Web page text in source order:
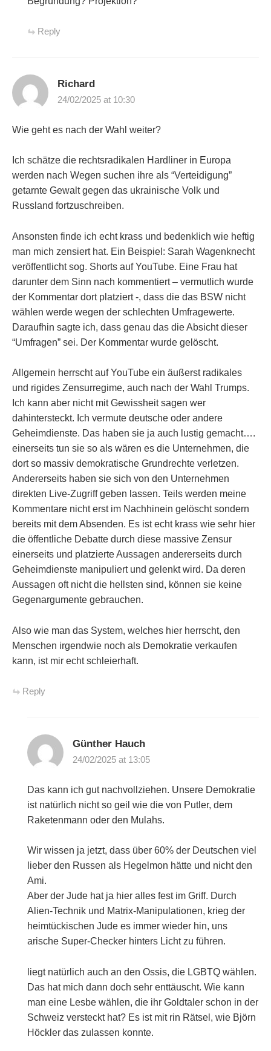
Reply
Richard
24/02/2025 at 10:30
Wie geht es nach der Wahl weiter?
Ich schätze die rechtsradikalen Hardliner in Europa
werden nach Wegen suchen ihre als “Verteidigung”
getarnte Gewalt gegen das ukrainische Volk und
Russland fortzuschreiben.
Ansonsten finde ich echt krass und bedenklich wie heftig
man mich zensiert hat. Ein Beispiel: Sarah Wagenknecht
veröffentlicht sog. Shorts auf YouTube. Eine Frau hat
darunter dem Sinn nach kommentiert – vermutlich wurde
der Kommentar dort platziert -, dass die das BSW nicht
wählen werde wegen der schlechten Umfragewerte.
Daraufhin sagte ich, dass genau das die Absicht dieser
“Umfragen” sei. Der Kommentar wurde gelöscht.
Allgemein herrscht auf YouTube ein äußerst radikales
und rigides Zensurregime, auch nach der Wahl Trumps.
Ich kann aber nicht mit Gewissheit sagen wer
dahintersteckt. Ich vermute deutsche oder andere
Geheimdienste. Das haben sie ja auch lustig gemacht….
einerseits tun sie so als wären es die Unternehmen, die
dort so massiv demokratische Grundrechte verletzen.
Andererseits haben sie sich von den Unternehmen
direkten Live-Zugriff geben lassen. Teils werden meine
Kommentare nicht erst im Nachhinein gelöscht sondern
bereits mit dem Absenden. Es ist echt krass wie sehr hier
die öffentliche Debatte durch diese massive Zensur
einerseits und platzierte Aussagen andererseits durch
Geheimdienste manipuliert und gelenkt wird. Da deren
Aussagen oft nicht die hellsten sind, können sie keine
Gegenargumente gebrauchen.
Also wie man das System, welches hier herrscht, den
Menschen irgendwie noch als Demokratie verkaufen
kann, ist mir echt schleierhaft.
Reply
Günther Hauch
24/02/2025 at 13:05
Das kann ich gut nachvollziehen. Unsere Demokratie
ist natürlich nicht so geil wie die von Putler, dem
Raketenmann oder den Mulahs.
Wir wissen ja jetzt, dass über 60% der Deutschen viel
lieber den Russen als Hegelmon hätte und nicht den
Ami.
Aber der Jude hat ja hier alles fest im Griff. Durch
Alien-Technik und Matrix-Manipulationen, krieg der
heimtückischen Jude es immer wieder hin, uns
arische Super-Checker hinters Licht zu führen.
liegt natürlich auch an den Ossis, die LGBTQ wählen.
Das hat mich dann doch sehr enttäuscht. Wie kann
man eine Lesbe wählen, die ihr Goldtaler schon in der
Schweiz versteckt hat? Es ist mit rin Rätsel, wie Björn
Höckler das zulassen konnte.